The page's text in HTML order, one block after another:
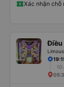
quy định rõ ràng
để tránh làm
khẩu Wi-Fi trong
Xác nhận chỗ
Điều
10